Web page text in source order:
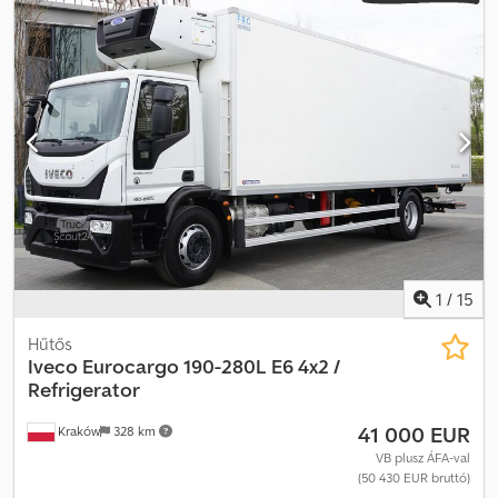
vezetőfülke:nappali fülke, hajtástípus:
acél, Gyártási év:2009 , Felszereltség:
AdBlue, Tachográf,
differenciálzár, légkondicionálás, tempomat
, Iveco Trakker 450
6×4 / Sermac Twinstar 3Z24 betonkeverő szivattyú / Távirányító
390 ezer km 2008/2009 év Műszaki adatok Össztömeg 26000 kg
Súlya 12810 kg Hasznos Teher 13190 kg Teljesítmény 450 LE A
motor űrtartalma 12880 cc 6×4 Mechanikus felfüggesztés
Tengelytáv 350 cm Sermac Twinstar 3Z24 keverőszivattyús
teherautó Max. hatótáv 24 m 3 szegmens Távirányító Nappali fülke
Légkondicionáló Differenciálzár Manuális váltó Chsdpfxozrw S Es
Amgoa Tachográf Tempomat Az autót egy Iveco szalonban
vásároltuk és szervizeltük. 100%-ban balesetmentes, 1 tulajdonos
használta.
1 / 15
Kraków 328 km
Hűtős
Iveco Eurocargo 190-280L E6 4x2 /
Refrigerator
41 000 EUR
VB plusz ÁFA-val
(50 430 EUR bruttó)